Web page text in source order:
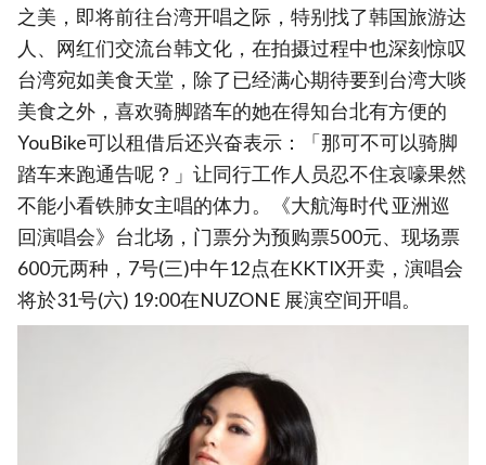
之美，即将前往台湾开唱之际，特别找了韩国旅游达
人、网红们交流台韩文化，在拍摄过程中也深刻惊叹
台湾宛如美食天堂，除了已经满心期待要到台湾大啖
美食之外，喜欢骑脚踏车的她在得知台北有方便的
YouBike可以租借后还兴奋表示：「那可不可以骑脚
踏车来跑通告呢？」让同行工作人员忍不住哀嚎果然
不能小看铁肺女主唱的体力。《大航海时代 亚洲巡
回演唱会》台北场，门票分为预购票500元、现场票
600元两种，7号(三)中午12点在KKTIX开卖，演唱会
将於31号(六) 19:00在NUZONE 展演空间开唱。